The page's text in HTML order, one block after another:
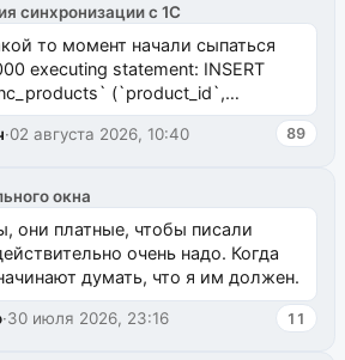
синхронизации с 1С
то момент начали сыпаться
executing statement: INSERT
(`product_id`,
...
·02 августа 2026, 10:40 89
окна
они платные, чтобы писали
очень надо. Когда
думать, что я им должен.
·30 июля 2026, 23:16 11